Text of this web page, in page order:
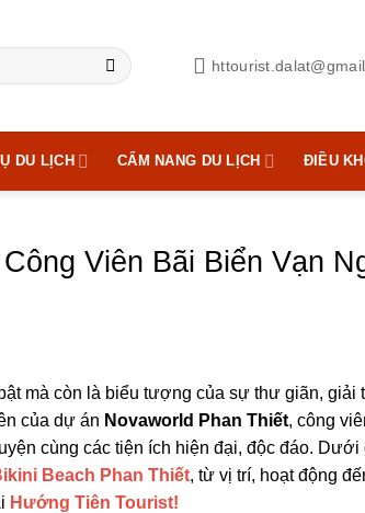
DU LỊCH CẨM NANG DU LỊCH ĐIỀU
Viên Bãi Biển Vạn
mà còn là biểu tượng của sự thư giãn, giải
của dự án Novaworld Phan Thiết, công
cùng các tiện ích hiện đại, độc đáo. Dưới
Beach Phan Thiết, từ vị trí, hoạt động
Hướng Tiên Tourist!